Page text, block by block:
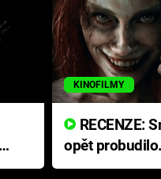
KINOFILMY
opět
přichází s